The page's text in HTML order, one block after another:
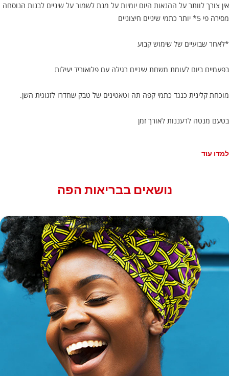
אין צורך לוותר על ההנאות היום יומיות על מנת לשמור על שיניים לבנות הנוסחה
מסירה פי 5* יותר כתמי שיניים חיצוניים
*לאחר שבועיים של שימוש קבוע
בפעמיים ביום לעומת משחת שיניים רגילה עם פלואוריד יעילות
מוכחת קלינית כנגד כתמי קפה תה וטאטינים של טבק שחדרו לזגוגית השן.
בטעם מנטה לרעננות לאורך זמן
למדו עוד
נושאים בבריאות הפה